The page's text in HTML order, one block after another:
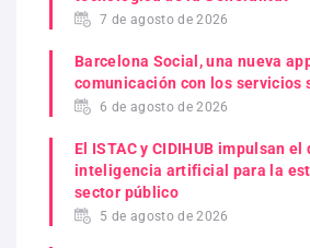
7 de agosto de 2026
Barcelona Social, una nueva
comunicación con los servicios
6 de agosto de 2026
El ISTAC y CIDIHUB impulsan
inteligencia artificial para la
sector público
5 de agosto de 2026